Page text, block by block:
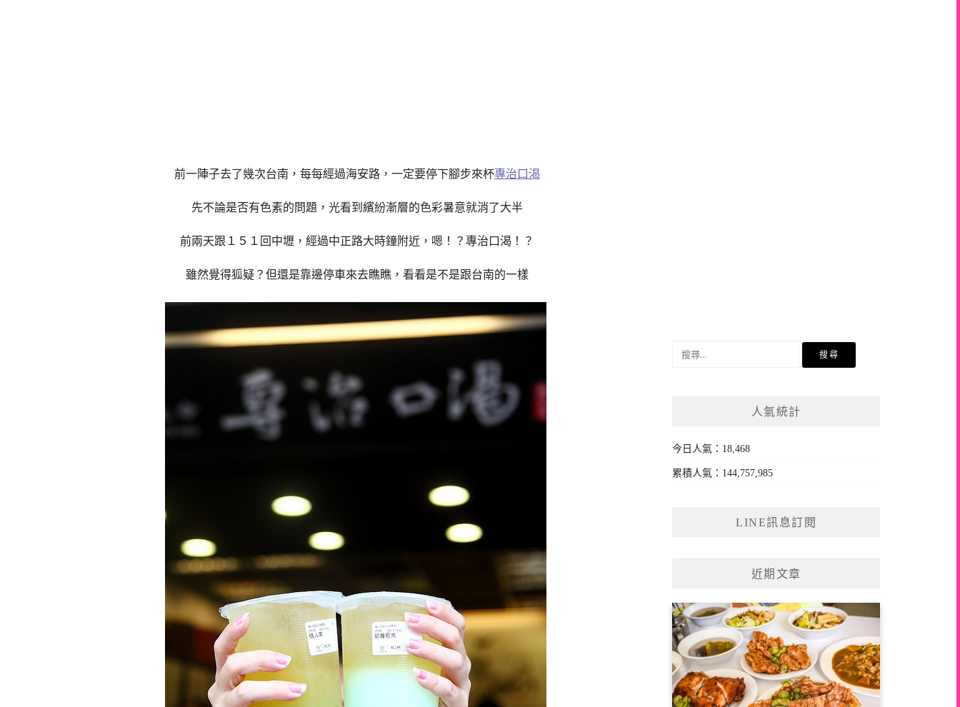
前一陣子去了幾次台南，每每經過海安路，一定要停下腳步來杯專治口渴
先不論是否有色素的問題，光看到繽紛漸層的色彩暑意就消了大半
前兩天跟１５１回中壢，經過中正路大時鐘附近，嗯！？專治口渴！？
雖然覺得狐疑？但還是靠邊停車來去瞧瞧，看看是不是跟台南的一樣
人氣統計
今日人氣：18,468
累積人氣：144,757,985
LINE訊息訂閱
近期文章